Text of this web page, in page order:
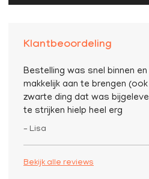
Klantbeoordeling
Bestelling was snel binnen
makkelijk aan te brengen
zwarte ding dat was
te strijken hielp heel erg
– Lisa
Bekijk alle reviews